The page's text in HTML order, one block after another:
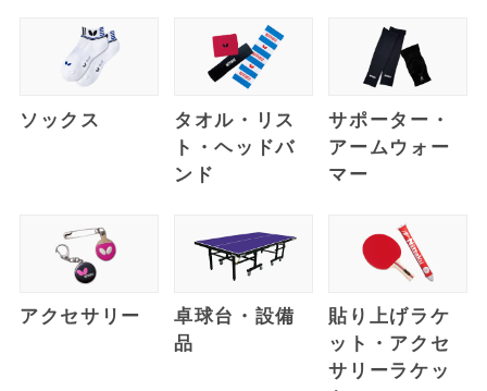
ソックス
タオル・リス
ト・ヘッドバ
ンド
サポーター・
アームウォー
マー
アクセサリー
卓球台・設備
品
貼り上げラケ
ット・アクセ
サリーラケッ